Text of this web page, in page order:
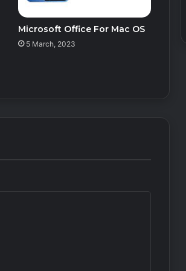
Microsoft Office For Mac OS
5 March, 2023